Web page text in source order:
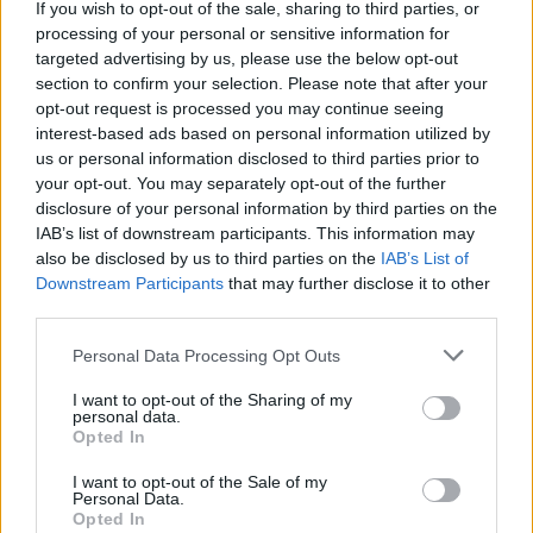
If you wish to opt-out of the sale, sharing to third parties, or
processing of your personal or sensitive information for
targeted advertising by us, please use the below opt-out
section to confirm your selection. Please note that after your
opt-out request is processed you may continue seeing
interest-based ads based on personal information utilized by
us or personal information disclosed to third parties prior to
your opt-out. You may separately opt-out of the further
disclosure of your personal information by third parties on the
IAB’s list of downstream participants. This information may
also be disclosed by us to third parties on the IAB’s List of
Downstream Participants that may further disclose it to other
Please note that this website/app uses one or more Google
not limited to your visit or usage behaviour. You may click to
grant or deny consent to Google and its third-party tags to
use your data for below specified purposes in below Google
consent section.
Personal Data Processing Opt Outs
I want to opt-out of the Sharing of my
personal data.
Opted In
I want to opt-out of the Sale of my
Personal Data.
Opted In
olvashattok tőle.
Bojti Andrea, ...
3 segítő tanács, hogy ne váljon
gyermeked online zaklatás